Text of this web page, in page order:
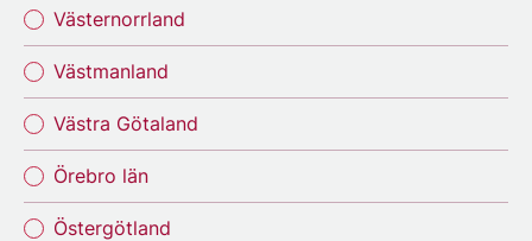
Västernorrland
Västmanland
Västra Götaland
Örebro län
Östergötland